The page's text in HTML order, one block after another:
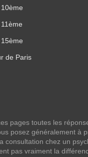
de Paris
pages toutes les
posez généralement à
consultation chez un
pas vraiment la